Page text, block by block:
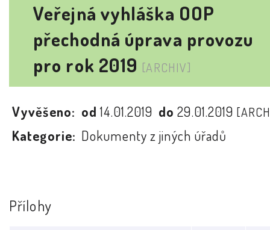
Veřejná vyhláška OOP
přechodná úprava provozu
pro rok 2019 [ARCHIV]
Vyvěšeno: od14.01.2019 do29.01.2019
Kategorie: Dokumenty z jiných úřadů
Přílohy